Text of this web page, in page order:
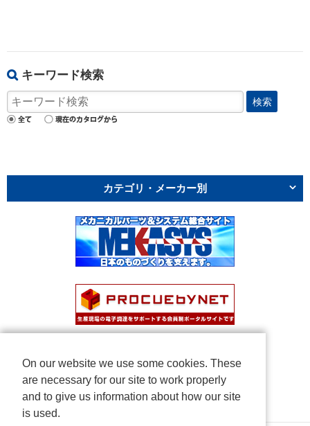
キーワード検索
検索
カテゴリ・メーカー別
On our website we use some cookies. These
are necessary for our site to work properly
and to give us information about how our site
is used.